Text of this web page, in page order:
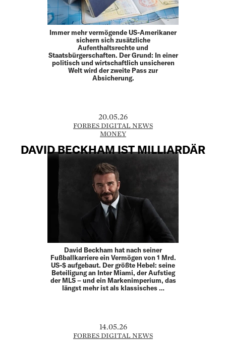
Immer mehr vermögende US-Amerikaner
sichern sich zusätzliche
Aufenthaltsrechte und
Staatsbürgerschaften. Der Grund: In einer
politisch und wirtschaftlich unsicheren
Welt wird der zweite Pass zur
Absicherung.
20.05.26
FORBES DIGITAL NEWS
MONEY
DAVID BECKHAM IST MILLIARDÄR
David Beckham hat nach seiner
Fußballkarriere ein Vermögen von 1 Mrd.
US-$ aufgebaut. Der größte Hebel: seine
Beteiligung an Inter Miami, der Aufstieg
der MLS – und ein Markenimperium, das
längst mehr ist als klassisches …
14.05.26
FORBES DIGITAL NEWS